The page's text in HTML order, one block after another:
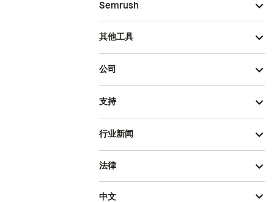
Semrush
其他工具
公司
支持
行业新闻
法律
中文